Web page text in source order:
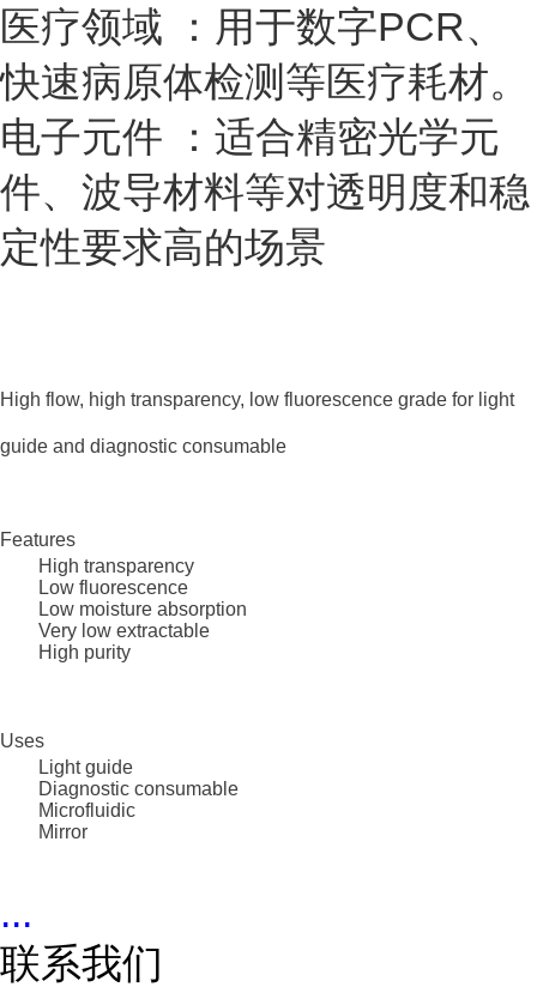
医疗领域 ：用于数字PCR、
快速病原体检测等医疗耗材。
电子元件 ：适合精密光学元
件、波导材料等对透明度和稳
定性要求高的场景
High flow, high transparency, low fluorescence grade for light
guide and diagnostic consumable
Features
High transparency
Low fluorescence
Low moisture absorption
Very low extractable
High purity
Uses
Light guide
Diagnostic consumable
Microfluidic
Mirror
...
联系我们